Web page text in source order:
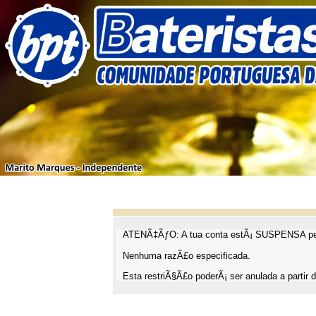
ATENÃ‡ÃƒO: A tua conta estÃ¡ SUSPENSA
Nenhuma razÃ£o especificada.
Esta restriÃ§Ã£o poderÃ¡ ser anulada a partir